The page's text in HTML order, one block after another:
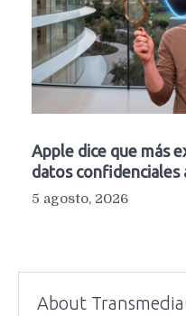
Apple dice que más
datos confidenciales
5 agosto, 2026
About